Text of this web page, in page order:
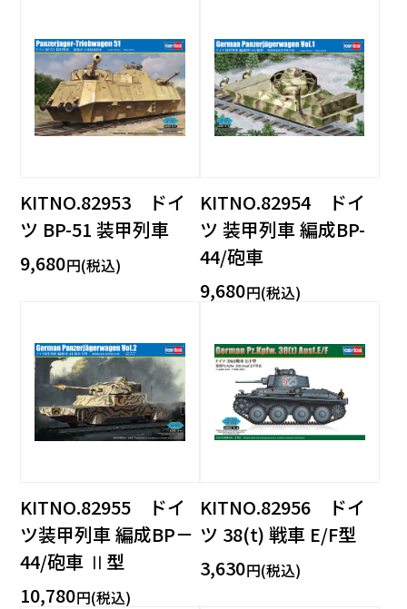
KITNO.82953 ドイ
ツ BP-51 装甲列車
9,680円(税込)
KITNO.82954 ドイ
ツ 装甲列車 編成BP-
44/砲車
9,680円(税込)
KITNO.82955 ドイ
ツ装甲列車 編成BP－
44/砲車 Ⅱ型
10,780円(税込)
KITNO.82956 ドイ
ツ 38(t) 戦車 E/F型
3,630円(税込)